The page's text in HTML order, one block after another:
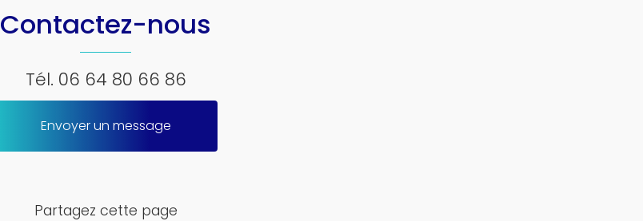
Contactez-nous
Tél. 06 64 80 66 86
Envoyer un message
Partagez cette page